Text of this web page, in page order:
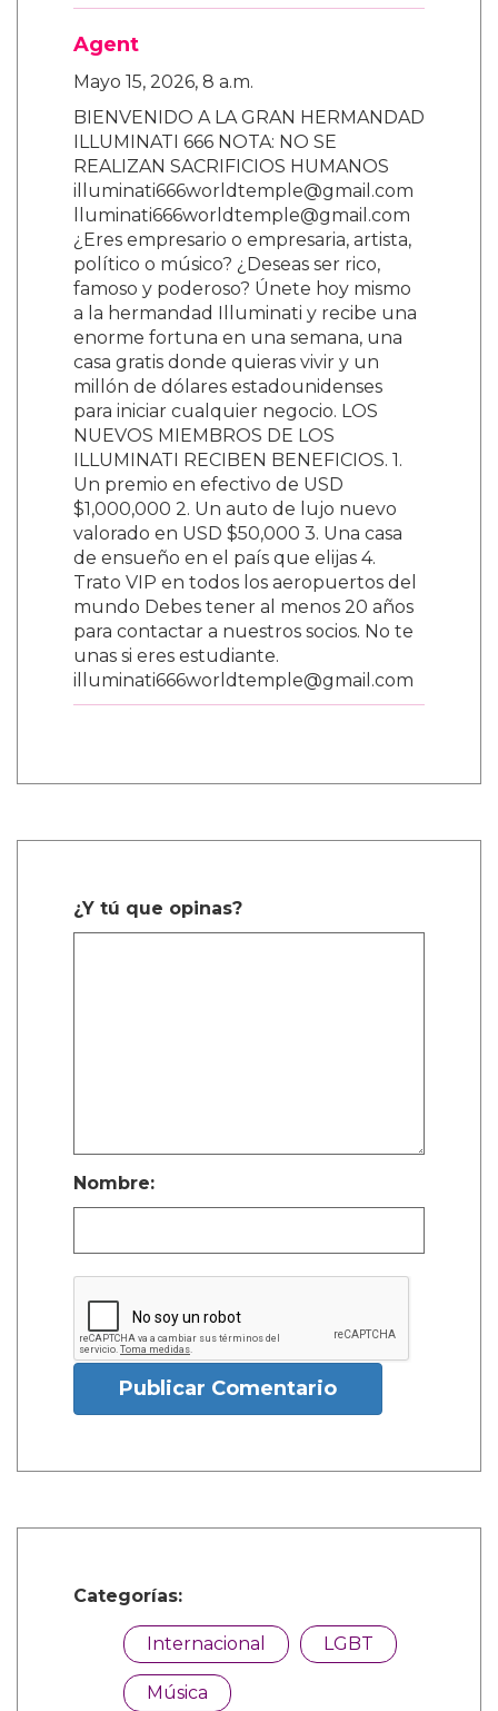
Agent
Mayo 15, 2026, 8 a.m.
BIENVENIDO A LA GRAN HERMANDAD
ILLUMINATI 666 NOTA: NO SE
REALIZAN SACRIFICIOS HUMANOS
illuminati666worldtemple@gmail.com
lluminati666worldtemple@gmail.com
¿Eres empresario o empresaria, artista,
político o músico? ¿Deseas ser rico,
famoso y poderoso? Únete hoy mismo
a la hermandad Illuminati y recibe una
enorme fortuna en una semana, una
casa gratis donde quieras vivir y un
millón de dólares estadounidenses
para iniciar cualquier negocio. LOS
NUEVOS MIEMBROS DE LOS
ILLUMINATI RECIBEN BENEFICIOS. 1.
Un premio en efectivo de USD
$1,000,000 2. Un auto de lujo nuevo
valorado en USD $50,000 3. Una casa
de ensueño en el país que elijas 4.
Trato VIP en todos los aeropuertos del
mundo Debes tener al menos 20 años
para contactar a nuestros socios. No te
unas si eres estudiante.
illuminati666worldtemple@gmail.com
¿Y tú que opinas?
Nombre:
Publicar Comentario
Categorías:
Internacional LGBT
Música